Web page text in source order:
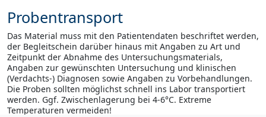
Probentransport
Das Material muss mit den Patientendaten beschriftet werden,
der Begleitschein darüber hinaus mit Angaben zu Art und
Zeitpunkt der Abnahme des Untersuchungsmaterials,
Angaben zur gewünschten Untersuchung und klinischen
(Verdachts-) Diagnosen sowie Angaben zu Vorbehandlungen.
Die Proben sollten möglichst schnell ins Labor transportiert
werden. Ggf. Zwischenlagerung bei 4-6°C. Extreme
Temperaturen vermeiden!